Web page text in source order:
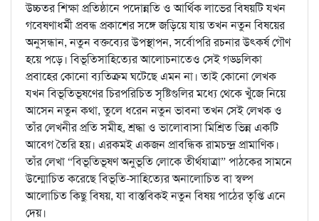
উচ্চতর শিক্ষা প্রতিষ্ঠানে পদোন্নতি ও আর্থিক লাভের বিষয়টি যখন
গবেষণাধর্মী প্রবন্ধ প্রকাশের সঙ্গে জড়িয়ে যায় তখন নতুন বিষয়ের
অনুসন্ধান, নতুন বক্তব্যের উপস্থাপন, সর্বোপরি রচনার উৎকর্ষ গৌণ
হয়ে পড়ে। বিভূতিসাহিত্যের আলোচনাতেও সেই গড্ডলিকা
প্রবাহের কোনো ব্যতিক্রম ঘটেছে এমন না। তাই কোনো লেখক
যখন বিভূতিভূষণের চিরপরিচিত সৃষ্টিগুলির মধ্যে থেকে খুঁজে নিয়ে
আসেন নতুন কথা, তুলে ধরেন নতুন ভাবনা তখন সেই লেখক ও
তাঁর লেখনীর প্রতি সমীহ, শ্রদ্ধা ও ভালোবাসা মিশ্রিত ভিন্ন একটি
আবেগ তৈরি হয়। এরকমই একজন প্রাবন্ধিক রামচন্দ্র প্রামাণিক।
তাঁর লেখা “বিভূতিভূষণ অনুভূতি লোকে তীর্থযাত্রা” পাঠকের সামনে
উন্মোচিত করেছে বিভূতি-সাহিত্যের অনালোচিত বা স্বল্প
আলোচিত কিছু বিষয়, যা বাস্তবিকই নতুন বিষয় পাঠের তৃপ্তি এনে
দেয়।